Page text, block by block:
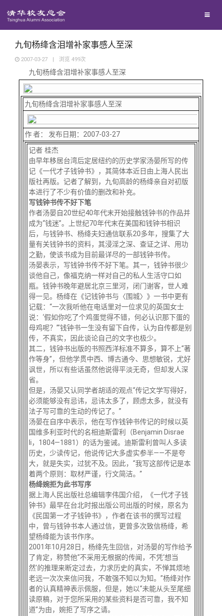
地区联络
年级联络
院系校友工作
专业委员会
兴趣群体
西南联大校友会
回馈母校
捐赠项目
捐赠新闻
捐赠纪事
捐赠方法
义工计划
媒体平台
《清华校友通讯》
《水木清华》
我要订阅
新媒体平台
百年清华
清华人物
清华故事
青春风采
校友文苑
校友讲坛
校友视界
校友服务
终身学习
信息化服务
三创大赛
实用信息
校友总会
总会简介
会长致辞
总会章程
理事会名单
制度法规
联系我们
关闭
九旬杨绛含泪增补家事感人至深
2007-03-27 | 浏览 499次
九旬杨绛含泪增补家事感人至深
九旬杨绛含泪增补家事感人至深
作 者： 发布日期：2007-03-27
记者 桂杰
由早年移居台湾后定居纽约的历史学家汤晏所写的传
记《一代才子钱钟书》，其简体本近日由上海人民出
版社再版。记者了解到，九旬高龄的杨绛亲自对初版
本进行了不少有价值的删改和补充。
写钱钟书传不好下笔
作者汤晏自20世纪40年代末开始接触钱钟书的作品并
成为“钱迷”。上世纪70年代末在美国和钱钟书相识
后，与钱钟书、杨绛夫妇通信联系20多年，搜集了大
量有关钱钟书的资料，其浸淫之深、查证之详、用功
之勤，使该书成为目前最详尽的一部钱钟书传。
汤晏表示，写钱钟书传不好下笔。其一，钱钟书很少
谈他自己，像福克纳一样对自己的私人生活守口如
瓶。钱钟书晚年避居北京三里河，闭门谢客，世人难
得一见。杨绛在《记钱钟书与〈围城〉》一书中更有
记载：“一次我听他在电话里对一位求见的英国女士
说：‘假如你吃了个鸡蛋觉得不错，何必认识那下蛋的
母鸡呢？’”钱钟书一生没有留下自传，认为自传都是别
传，不真实，因此谈论自己的文字也极少。
其二，钱钟书出版的书照西洋标准不算多，算不上“著
作等身”，但他学贯中西、博古通今、思想敏锐，尤好
讽世，所以有些话虽然他说得平淡无奇，但却发人深
省。
但是，汤晏又认同学者胡适的观点“传记文学写得好，
必须能够没有忌讳，忌讳太多了，顾虑太多，就没有
法子写可靠的生动的传记了。”
汤晏在自序中表示，他在写作钱钟书传记的时候以英
国维多利亚时代的名相迪斯雷利（Benjamin Disrae
li，1804—1881）的话为鉴诫。迪斯雷利曾叫人多读
历史，少读传记，他说传记大多虚实参半——不是夸
大，就是失实，过犹不及。因此，“我写这部传记是本
着两个原则：取材严谨，行文简洁。”
杨绛婉拒为此书写序
据上海人民出版社总编辑李伟国介绍，《一代才子钱
钟书》最早在台北时报出版公司出版的时候，原名为
《民国第一才子钱钟书》，作者在该书的撰写过程
中，曾与钱钟书本人通过信，更曾多次致信杨绛，希
望杨绛能为该书作序。
2001年10月28日，杨绛先生回信，对汤晏的写作给予
了肯定，称赞他“不采用无根据的传闻，不凭‘想当
然’的推理来断定过去，力求历史的真实，不惮其烦地
老远一次次来信问我，不敢强不知以为知。”杨绛对作
者的认真精神表示佩服，但是，她以“未能从头至尾细
读原稿，对于您所采用的某些资料是否可靠，我不知
道”为由，婉拒了写序之请。